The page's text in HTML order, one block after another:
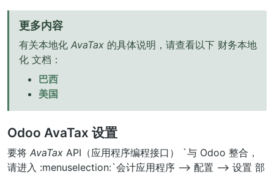
更多内容
有关本地化 AvaTax 的具体说明，请查看以下 财务本地
化 文档：
巴西
美国
Odoo AvaTax 设置
要将 AvaTax API（应用程序编程接口） `与 Odoo 整合，
请进入 :menuselection:`会计应用程序 –> 配置 –> 设置 部